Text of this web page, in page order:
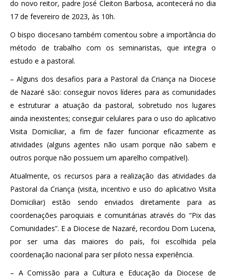
do novo reitor, padre José Cleiton Barbosa, acontecerá no dia
17 de fevereiro de 2023, às 10h.
O bispo diocesano também comentou sobre a importância do
método de trabalho com os seminaristas, que integra o
estudo e a pastoral.
– Alguns dos desafios para a Pastoral da Criança na Diocese
de Nazaré são: conseguir novos líderes para as comunidades
e estruturar a atuação da pastoral, sobretudo nos lugares
ainda inexistentes; conseguir celulares para o uso do aplicativo
Visita Domiciliar, a fim de fazer funcionar eficazmente as
atividades (alguns agentes não usam porque não sabem e
outros porque não possuem um aparelho compatível).
Atualmente, os recursos para a realização das atividades da
Pastoral da Criança (visita, incentivo e uso do aplicativo Visita
Domiciliar) estão sendo enviados diretamente para as
coordenações paroquiais e comunitárias através do “Pix das
Comunidades”. E a Diocese de Nazaré, recordou Dom Lucena,
por ser uma das maiores do país, foi escolhida pela
coordenação nacional para ser piloto nessa experiência.
– A Comissão para a Cultura e Educação da Diocese de